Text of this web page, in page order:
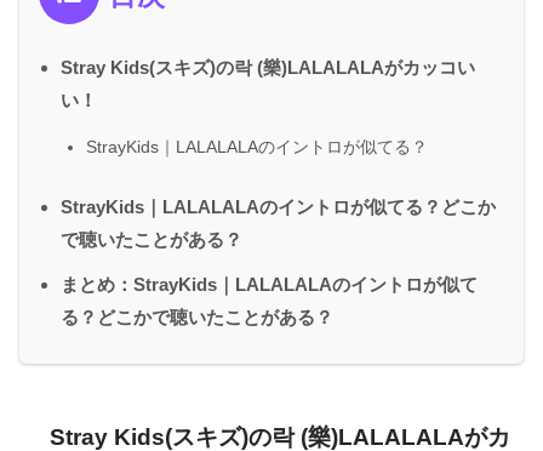
Stray Kids(スキズ)の락 (樂)LALALALAがカッコい
い！
StrayKids｜LALALALAのイントロが似てる？
StrayKids｜LALALALAのイントロが似てる？どこか
で聴いたことがある？
まとめ：StrayKids｜LALALALAのイントロが似て
る？どこかで聴いたことがある？
Stray Kids(スキズ)の락 (樂)LALALALAがカ